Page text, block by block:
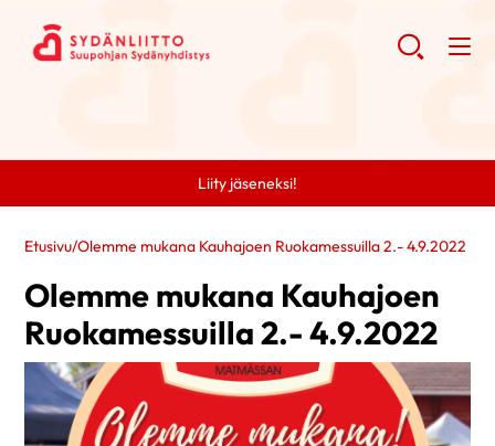
Liity jäseneksi!
Etusivu/Olemme mukana Kauhajoen Ruokamessuilla 2.- 4.9.2022
Olemme mukana Kauhajoen
Ruokamessuilla 2.- 4.9.2022